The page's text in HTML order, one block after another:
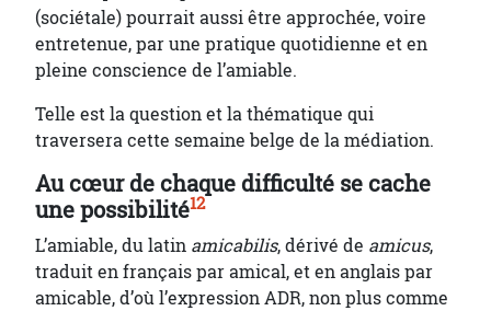
(sociétale) pourrait aussi être approchée, voire
entretenue, par une pratique quotidienne et en
pleine conscience de l’amiable.
Telle est la question et la thématique qui
traversera cette semaine belge de la médiation.
Au cœur de chaque difficulté se cache
une possibilité12
L’amiable, du latin amicabilis, dérivé de amicus,
traduit en français par amical, et en anglais par
amicable, d’où l’expression ADR, non plus comme